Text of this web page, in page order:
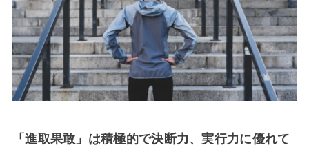
「進取果敢」は積極的で決断力、実行力に優れて